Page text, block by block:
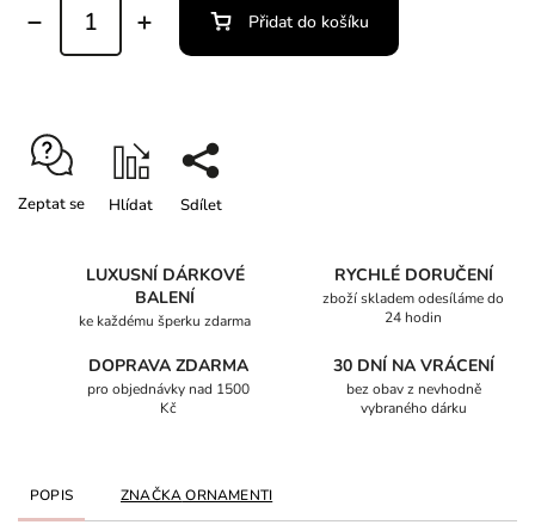
Přidat do košíku
Zeptat se Hlídat Sdílet
LUXUSNÍ DÁRKOVÉ
BALENÍ
ke každému šperku zdarma
RYCHLÉ DORUČENÍ
zboží skladem odesíláme do
24 hodin
DOPRAVA ZDARMA
pro objednávky nad 1500
Kč
30 DNÍ NA VRÁCENÍ
bez obav z nevhodně
vybraného dárku
POPIS ZNAČKAORNAMENTI